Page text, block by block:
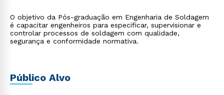
O objetivo da Pós-graduação em Engenharia de Soldagem
é capacitar engenheiros para especificar, supervisionar e
controlar processos de soldagem com qualidade,
segurança e conformidade normativa.
Público Alvo